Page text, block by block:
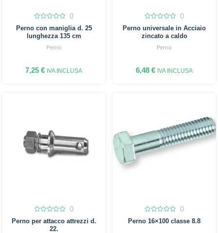
out
of
0
Perno con maniglia d. 25
lunghezza 135 cm
Perno
7,25 € IVA INCLUSA
out
of
0
Perno universale in Acciaio
zincato a caldo
Perno
6,48 € IVA INCLUSA
out
0
Perno per attacco attrezzi d.
22.
out
0
Perno 16×100 classe 8.8